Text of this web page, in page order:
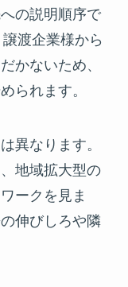
の説明順序で
渡企業様から
かないため、
られます。
異なります。
地域拡大型の
ークを見ま
伸びしろや隣